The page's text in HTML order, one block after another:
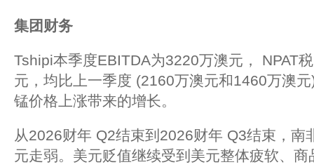
集团财务
Tshipi本季度EBITDA为3220万澳元， NPAT
元，均比上一季度 (2160万澳元和1460万澳
锰价格上涨带来的增长。
从2026财年 Q2结束到2026财年 Q3结束，南
元走弱。美元贬值继续受到美元整体疲软、